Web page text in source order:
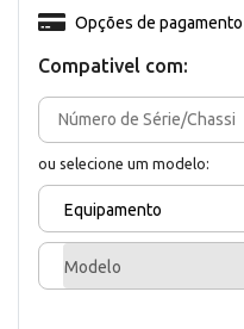
Compativel com:
ou selecione um modelo:
Equipamento
Modelo
Opções de pagamento